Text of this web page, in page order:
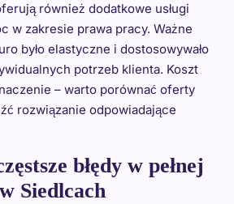
również dodatkowe usługi
w zakresie prawa pracy. Ważne
było elastyczne i dostosowywało
potrzeb klienta. Koszt
– warto porównać oferty
rozwiązanie odpowiadające
błędy w pełnej
Siedlcach